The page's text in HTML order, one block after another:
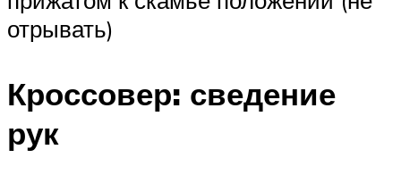
отрывать)
Кроссовер: сведение
рук